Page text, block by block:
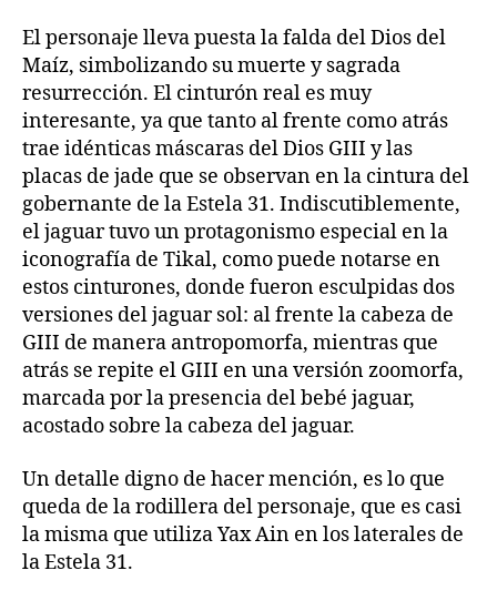
El personaje lleva puesta la falda del Dios del
Maíz, simbolizando su muerte y sagrada
resurrección. El cinturón real es muy
interesante, ya que tanto al frente como atrás
trae idénticas máscaras del Dios GIII y las
placas de jade que se observan en la cintura del
gobernante de la Estela 31. Indiscutiblemente,
el jaguar tuvo un protagonismo especial en la
iconografía de Tikal, como puede notarse en
estos cinturones, donde fueron esculpidas dos
versiones del jaguar sol: al frente la cabeza de
GIII de manera antropomorfa, mientras que
atrás se repite el GIII en una versión zoomorfa,
marcada por la presencia del bebé jaguar,
acostado sobre la cabeza del jaguar.
Un detalle digno de hacer mención, es lo que
queda de la rodillera del personaje, que es casi
la misma que utiliza Yax Ain en los laterales de
la Estela 31.